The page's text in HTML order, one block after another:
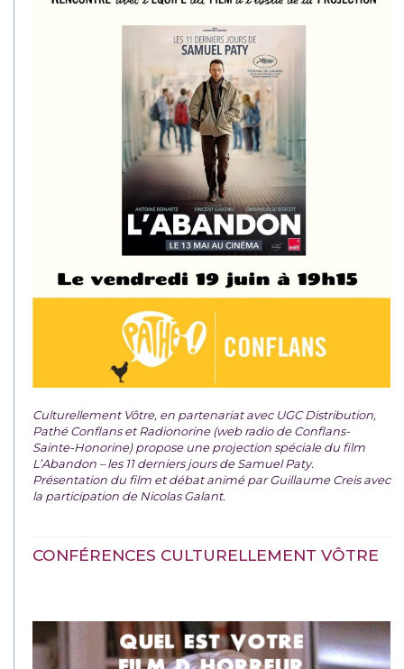
Culturellement Vôtre, en partenariat avec UGC Distribution,
Pathé Conflans et Radionorine (web radio de Conflans-
Sainte-Honorine) propose une projection spéciale du film
L’Abandon – les 11 derniers jours de Samuel Paty.
Présentation du film et débat animé par Guillaume Creis avec
la participation de Nicolas Galant.
CONFÉRENCES CULTURELLEMENT VÔTRE